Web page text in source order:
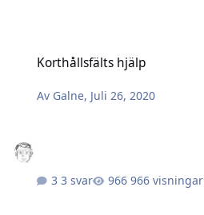
Korthållsfälts hjälp
Av Galne, Juli 26, 2020
3 svar 966 visningar